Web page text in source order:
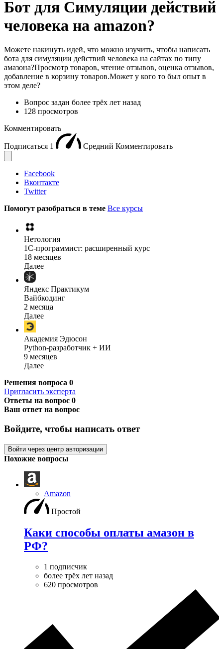
Бот для Симуляции действий
человека на amazon?
Можете накинуть идей, что можно изучить, чтобы написать
бота для симуляции действий человека на сайтах по типу
амазона?Просмотр товаров, чтение отзывов, оценка отзывов,
добавление в корзину товаров.Может у кого то был опыт в
этом деле?
Вопрос задан более трёх лет назад
128 просмотров
Комментировать
Подписаться 1 Средний Комментировать
Facebook
Вконтакте
Twitter
Помогут разобраться в теме Все курсы
Нетология
1C-программист: расширенный курс
18 месяцев
Далее
Яндекс Практикум
Вайбкодинг
2 месяца
Далее
Академия Эдюсон
Python-разработчик + ИИ
9 месяцев
Далее
Решения вопроса 0
Пригласить эксперта
Ответы на вопрос 0
Ваш ответ на вопрос
Войдите, чтобы написать ответ
Войти через центр авторизации
Похожие вопросы
Amazon
Простой
Каки способы оплаты амазон в
РФ?
1 подписчик
более трёх лет назад
620 просмотров